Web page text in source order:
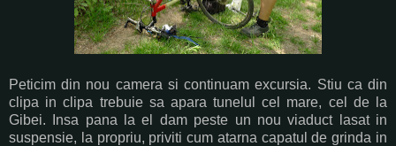
Peticim din nou camera si continuam excursia. Stiu ca din
clipa in clipa trebuie sa apara tunelul cel mare, cel de la
Gibei. Insa pana la el dam peste un nou viaduct lasat in
suspensie, la propriu, priviti cum atarna capatul de grinda in